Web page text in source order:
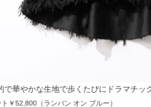
で華やかな生地で歩くたびにドラマチッ
ト￥52,800（ランバン オン ブルー）